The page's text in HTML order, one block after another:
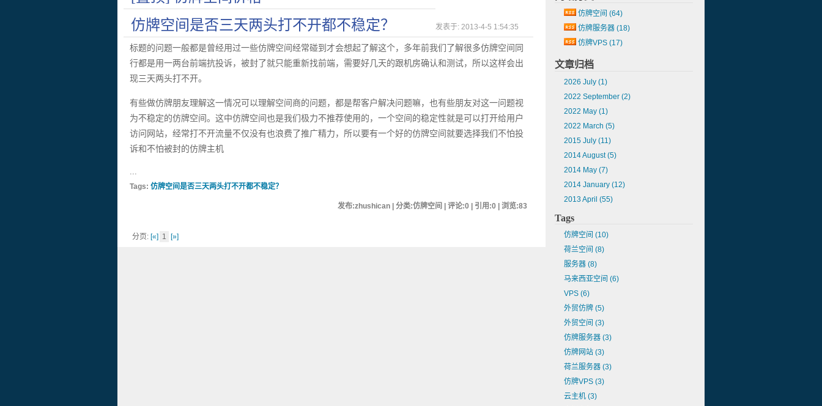
仿牌空间是否三天两头打不开都不稳定？
发表于: 2013-4-5 1:54:35
标题的问题一般都是曾经用过一些仿牌空间经常碰到才会想起了解这个，多年前我们了解很多仿牌空间同
行都是用一两台前端抗投诉，被封了就只能重新找前端，需要好几天的跟机房确认和测试，所以这样会出
现三天两头打不开。
有些做仿牌朋友理解这一情况可以理解空间商的问题，都是帮客户解决问题嘛，也有些朋友对这一问题视
为不稳定的仿牌空间。这中仿牌空间也是我们极力不推荐使用的，一个空间的稳定性就是可以打开给用户
访问网站，经常打不开流量不仅没有也浪费了推广精力，所以要有一个好的仿牌空间就要选择我们不怕投
诉和不怕被封的仿牌主机
...
Tags: 仿牌空间是否三天两头打不开都不稳定？
发布:zhushican | 分类:仿牌空间 | 评论:0 | 引用:0 | 浏览:83
分页: [«] 1 [»]
仿牌空间 (64)
仿牌服务器 (18)
仿牌VPS (17)
文章归档
2026 July (1)
2022 September (2)
2022 May (1)
2022 March (5)
2015 July (11)
2014 August(5)
2014 May (7)
2014 January (12)
2013 April (55)
Tags
仿牌空间 (10)
荷兰空间 (8)
服务器 (8)
马来西亚空间 (6)
VPS (6)
外贸仿牌 (5)
外贸空间 (3)
仿牌服务器 (3)
仿牌网站 (3)
荷兰服务器 (3)
仿牌VPS (3)
云主机 (3)